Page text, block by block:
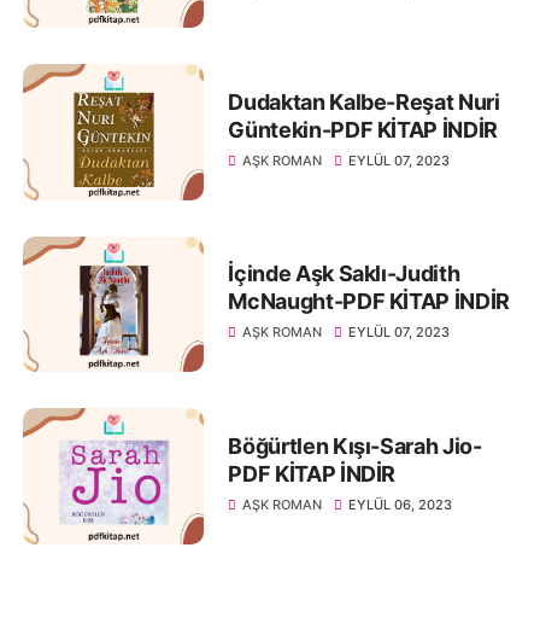
Dudaktan Kalbe-Reşat Nuri
Güntekin-PDF KİTAP İNDİR
AŞK ROMAN EYLÜL 07, 2023
İçinde Aşk Saklı-Judith
McNaught-PDF KİTAP İNDİR
AŞK ROMAN EYLÜL 07, 2023
Böğürtlen Kışı-Sarah Jio-
PDF KİTAP İNDİR
AŞK ROMAN EYLÜL 06, 2023